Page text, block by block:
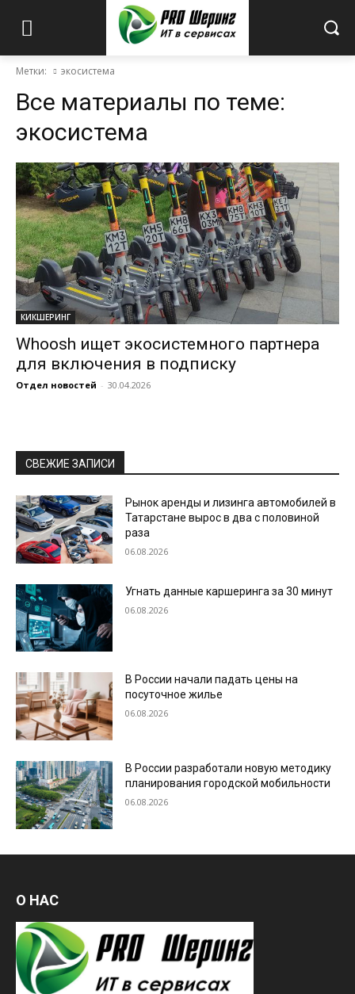
Метки: экосистема
Все материалы по теме:
экосистема
КИКШЕРИНГ
Whoosh ищет экосистемного партнера
для включения в подписку
Отдел новостей - 30.04.2026
СВЕЖИЕ ЗАПИСИ
Рынок аренды и лизинга автомобилей в
Татарстане вырос в два с половиной
раза
06.08.2026
Угнать данные каршеринга за 30 минут
06.08.2026
В России начали падать цены на
посуточное жилье
06.08.2026
В России разработали новую методику
планирования городской мобильности
06.08.2026
О НАС